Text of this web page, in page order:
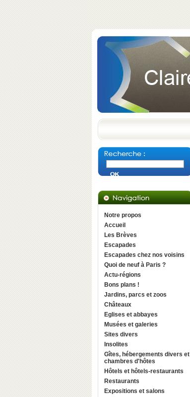
Notre propos
Accueil
Les Brèves
Escapades
Escapades chez nos voisins
Quoi de neuf à Paris ?
Actu-régions
Bons plans !
Jardins, parcs et zoos
Châteaux
Eglises et abbayes
Musées et galeries
Sites divers
Insolites
Gîtes, hébergements divers et
chambres d'hôtes
Hôtels et hôtels-restaurants
Restaurants
Expositions et salons